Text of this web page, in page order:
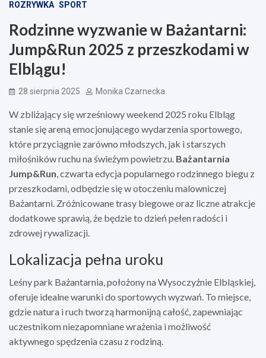
ROZRYWKA SPORT
Rodzinne wyzwanie w Bażantarni:
Jump&Run 2025 z przeszkodami w
Elblągu!
28 sierpnia 2025 Monika Czarnecka
W zbliżający się wrześniowy weekend 2025 roku Elbląg
stanie się areną emocjonującego wydarzenia sportowego,
które przyciągnie zarówno młodszych, jak i starszych
miłośników ruchu na świeżym powietrzu. Bażantarnia
Jump&Run, czwarta edycja popularnego rodzinnego biegu z
przeszkodami, odbędzie się w otoczeniu malowniczej
Bażantarni. Zróżnicowane trasy biegowe oraz liczne atrakcje
dodatkowe sprawią, że będzie to dzień pełen radości i
zdrowej rywalizacji.
Lokalizacja pełna uroku
Leśny park Bażantarnia, położony na Wysoczyźnie Elbląskiej,
oferuje idealne warunki do sportowych wyzwań. To miejsce,
gdzie natura i ruch tworzą harmonijną całość, zapewniając
uczestnikom niezapomniane wrażenia i możliwość
aktywnego spędzenia czasu z rodziną.